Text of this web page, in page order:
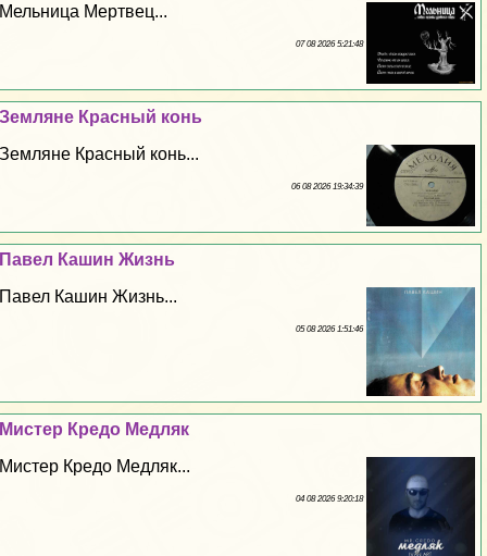
Мельница Мертвец...
07 08 2026 5:21:48
Земляне Красный конь
Земляне Красный конь...
06 08 2026 19:34:39
Павел Кашин Жизнь
Павел Кашин Жизнь...
05 08 2026 1:51:46
Мистер Кредо Медляк
Мистер Кредо Медляк...
04 08 2026 9:20:18